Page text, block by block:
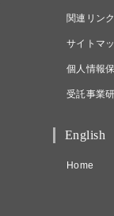
関連リンク
サイトマ
個人情報
受託事業
English
Home